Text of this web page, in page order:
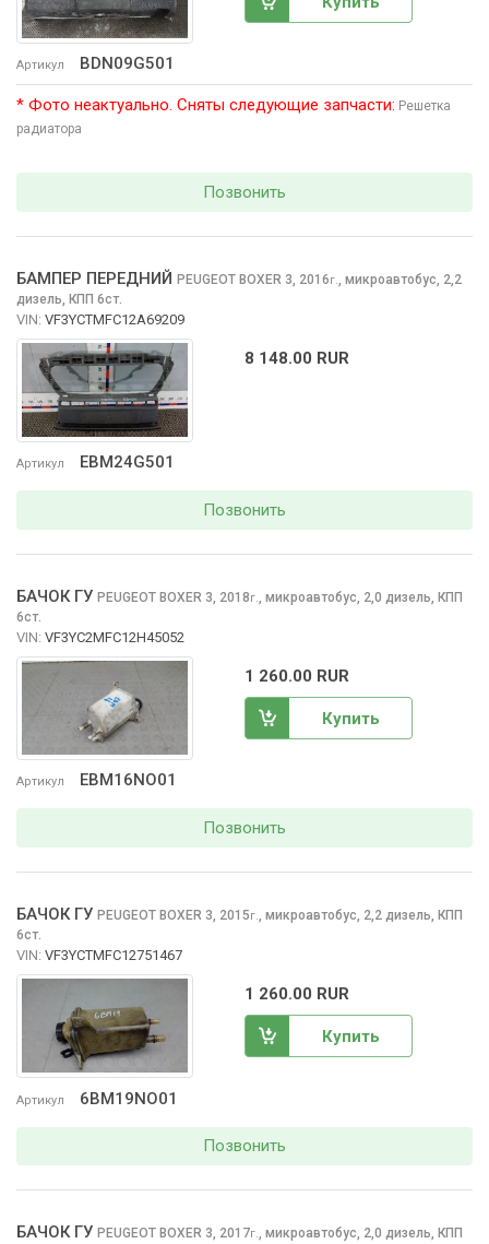
Артикул BDN09G501
* Фото неактуально. Сняты следующие запчасти: Решетка
радиатора
Позвонить
Артикул EBM24G501
БАМПЕР ПЕРЕДНИЙ PEUGEOT BOXER 3, 2016г., микроавтобус, 2,2
дизель, КПП 6ст.
VIN: VF3YCTMFC12A69209
8 148.00 RUR
Позвонить
Артикул EBM16NO01
БАЧОК ГУ PEUGEOT BOXER 3, 2018г., микроавтобус, 2,0 дизель, КПП
6ст.
VIN: VF3YC2MFC12H45052
1 260.00 RUR
Купить
Позвонить
Артикул 6BM19NO01
БАЧОК ГУ PEUGEOT BOXER 3, 2015г., микроавтобус, 2,2 дизель, КПП
6ст.
VIN: VF3YCTMFC12751467
1 260.00 RUR
Купить
Позвонить
БАЧОК ГУ PEUGEOT BOXER 3, 2017г., микроавтобус, 2,0 дизель, КПП